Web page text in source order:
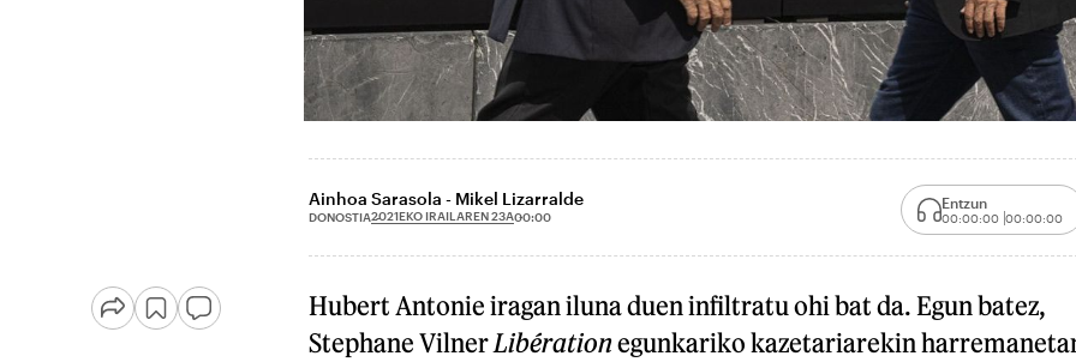
Ainhoa Sarasola - Mikel Lizarralde
DONOSTIA2021EKO IRAILAREN 23A00:00
Entzun
00:00:00 00:00:00
Hubert Antonie iragan iluna duen infiltratu ohi bat da. Egun batez,
Stephane Vilner Libérationegunkariko kazetariarekin